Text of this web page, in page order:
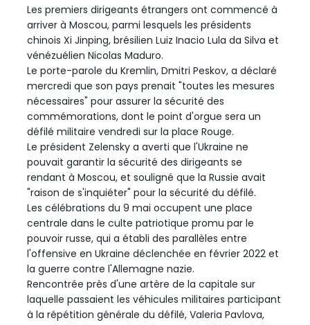
Les premiers dirigeants étrangers ont commencé à
arriver à Moscou, parmi lesquels les présidents
chinois Xi Jinping, brésilien Luiz Inacio Lula da Silva et
vénézuélien Nicolas Maduro.
Le porte-parole du Kremlin, Dmitri Peskov, a déclaré
mercredi que son pays prenait "toutes les mesures
nécessaires" pour assurer la sécurité des
commémorations, dont le point d'orgue sera un
défilé militaire vendredi sur la place Rouge.
Le président Zelensky a averti que l'Ukraine ne
pouvait garantir la sécurité des dirigeants se
rendant à Moscou, et souligné que la Russie avait
"raison de s'inquiéter" pour la sécurité du défilé.
Les célébrations du 9 mai occupent une place
centrale dans le culte patriotique promu par le
pouvoir russe, qui a établi des parallèles entre
l'offensive en Ukraine déclenchée en février 2022 et
la guerre contre l'Allemagne nazie.
Rencontrée près d'une artère de la capitale sur
laquelle passaient les véhicules militaires participant
à la répétition générale du défilé, Valeria Pavlova,